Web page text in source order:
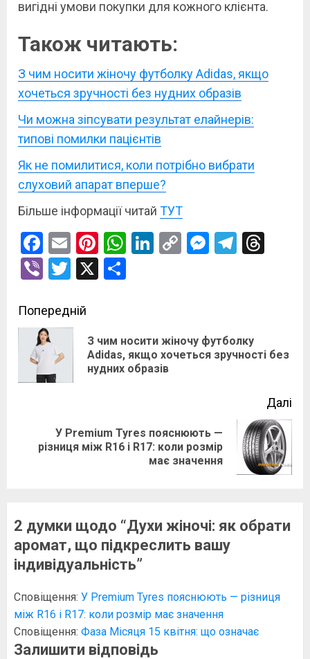
вигідні умови покупки для кожного клієнта.
Також читають:
З чим носити жіночу футболку Adidas, якщо
хочеться зручності без нудних образів
Чи можна зіпсувати результат елайнерів:
типові помилки пацієнтів
Як не помилитися, коли потрібно вибрати
слуховий апарат вперше?
Більше інформації читай ТУТ
Facebook
EmailPinterest
WhatsApp
LinkedIn
Copy
ViberTwitter
X
Post
navigation
Попередній
З чим носити жіночу футболку
Adidas, якщо хочеться зручності без
нудних образів
Далі
Наступний
У Premium Tyres пояснюють —
різниця між R16 і R17: коли розмір
має значення
2 думки щодо “Духи жіночі: як обрати
аромат, що підкреслить вашу
індивідуальність”
Сповіщення: У Premium Tyres пояснюють — різниця
між R16 і R17: коли розмір має значення
Сповіщення: Фаза Місяця 15 квітня: що означає
Залишити відповідь